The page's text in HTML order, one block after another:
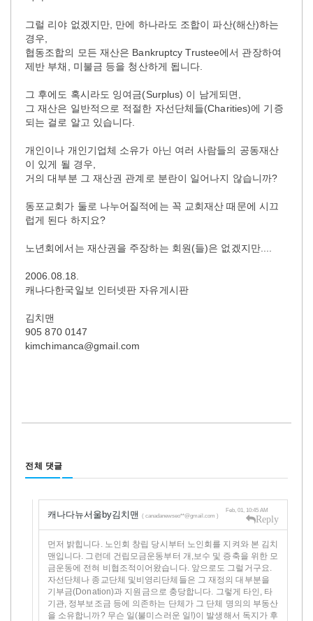
그럴 리야 없겠지만, 만에 하나라도 조합이 파산(해산)하는
경우,
협동조합의 모든 재산은 Bankruptcy Trustee에서 관장하여
제반 부채, 미불금 등을 청산하게 됩니다.
그 후에도 혹시라도 잉여금(Surplus) 이 남게되면,
그 재산은 일반적으로 적절한 자선단체들(Charities)에 기증
되는 걸로 알고 있습니다.
개인이나 개인기업체 소유가 아닌 여러 사람들의 공동재산
이 있게 될 경우,
거의 대부분 그 재산권 관계로 분란이 일어나지 않습니까?
동포교회가 둘로 나누어질적에는 꼭 교회재산 때문에 시끄
럽게 된다 하지요?
노년회에서는 재산권을 주장하는 회원(들)은 없겠지만....
2006.08.18.
캐나다한국일보 인터넷판 자유게시판
김치맨
905 870 0147
kimchimanca@gmail.com
전체 댓글
캐나다뉴서울by김치맨 ( canadanewseo**@gmail.com )
Feb, 01, 10:45 AM
Reply
먼저 밝힙니다. 노인회 창립 당시부터 노인회를 지켜와 본 김치
맨입니다. 그런데 건립모금운동부터 개,보수 및 증축을 위한 모
금운동에 전혀 비협조적이어왔습니다. 앞으로도 그럴거구요.
자선단체나 종교단체 및비영리단체들은 그 재정의 대부분을
기부금(Donation)과 지원금으로 충당합니다. 그렇게 타인, 타
기관, 정부보조금 등에 의존하는 단체가 그 단체 명의의 부동산
을 소유합니까? 무슨 일(불미스러운 일!)이 발생해서 독지가 후